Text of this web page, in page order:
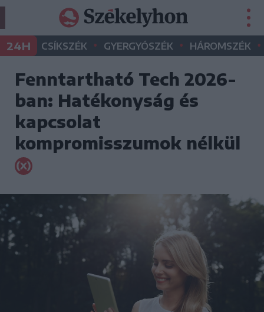
24H CSÍKSZÉK • GYERGYÓSZÉK • HÁROMSZÉK •
Fenntartható Tech 2026-
ban: Hatékonyság és
kapcsolat
kompromisszumok nélkül